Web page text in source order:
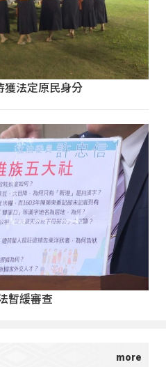
獲法定原民身分
暫緩審查